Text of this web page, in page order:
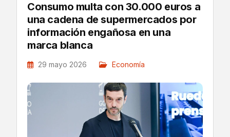
Consumo multa con 30.000 euros a
una cadena de supermercados por
información engañosa en una
marca blanca
29 mayo 2026 Economía